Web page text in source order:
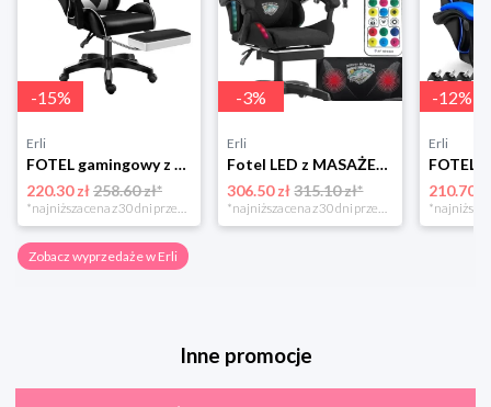
-15%
Erli
FOTEL gamingowy z MASAŻEM pleców KOMPUTEROWY OBROTOWY dla gracza +PODNÓŻEK!
220.30 zł258.60 zł*
*najniższa cena z 30 dni przed obniżką
-3%
Erli
Fotel LED z MASAŻEM obrotowy TKANINA gamingowy KOMPUTEROWY gracza PODNÓŻEK!
306.50 zł 315.10 zł*
*najniższa cena z 30 dni przed obniżką
-12%
Erli
210.70 zł
Zobacz wyprzedaże w Erli
Inne promocje